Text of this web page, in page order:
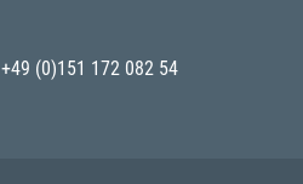
+49 (0)151 172 082 54